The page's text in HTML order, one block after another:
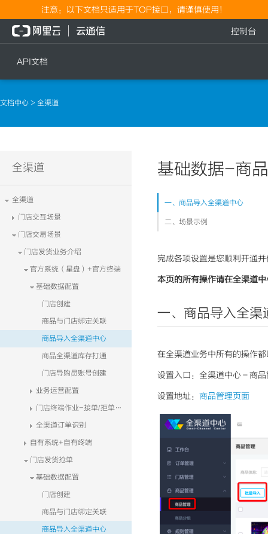
注意：以下文档只适用于TOP接口，请谨慎使用！
API文档
流量充值档位查询
控制台
文档中心 > 全渠道
全渠道
全渠道
门店交互场景
门店交易场景
门店发货业务介绍
官方系统（星盘）+官方终端
基础数据配置
门店创建
商品与门店绑定关联
商品导入全渠道中心
商品全渠道库存打通
门店导购员账号创建
业务运营配置
门店终端作业-接单/拒单&发货
全渠道订单识别
自有系统+自有终端
门店发货抢单
基础数据配置
门店创建
商品与门店绑定关联
商品导入全渠道中心
基础数据-商
一、商品导入全渠道中心
二、场景示例
完成各项设置是您顺利开通
本页的所有操作请在全渠道中
一、商品导入全渠
在全渠道业务中所有的操作
设置入口：全渠道中心－商
设置地址： 商品管理页面